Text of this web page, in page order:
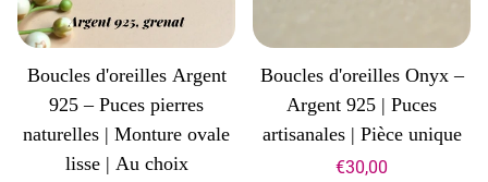
Boucles d'oreilles Argent
925 – Puces pierres
naturelles | Monture ovale
lisse | Au choix
Boucles d'oreilles Onyx –
Argent 925 | Puces
artisanales | Pièce unique
€30,00